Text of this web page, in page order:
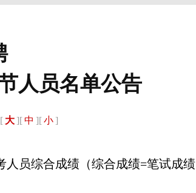
人员名单公告
大 ][中 ][小 ]
员综合成绩（综合成绩=笔试成绩